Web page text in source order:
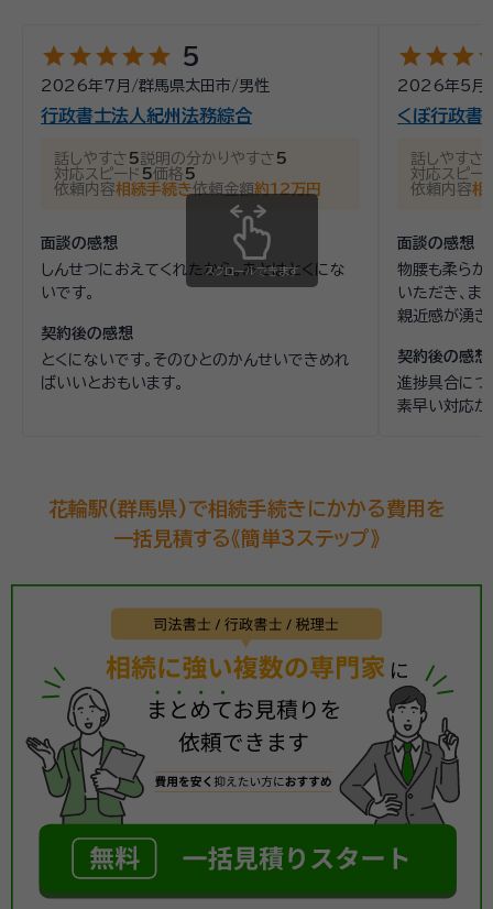
starstarstarstarstar 5
2026年7月 /群馬県太田市/男性
行政書士法人紀州法務綜合
話しやすさ 5説明の分かりやすさ 5
対応スピード 5価格 5
依頼内容相続手続き依頼金額約12万円
面談の感想
しんせつにおえてくれたから。あとはとくにな
いです。
契約後の感想
とくにないです。そのひとのかんせいできめれ
ばいいとおもいます。
starstarstar
2026年5月
くぼ行政書
話しやすさ
対応スピー
依頼内容相
面談の感想
物腰も柔らか
いただき、ま
親近感が湧き
契約後の感想
進捗具合に
素早い対応が
スクロールできます
花輪駅(群馬県)で相続手続きにかかる費用を
一括見積する《簡単3ステップ》